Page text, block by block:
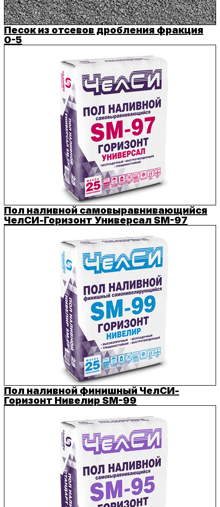
Песок из отсевов дробления фракция
0-5
Пол наливной самовыравнивающийся
ЧелСИ-Горизонт Универсал SM-97
Пол наливной финишный ЧелСИ-
Горизонт Нивелир SM-99